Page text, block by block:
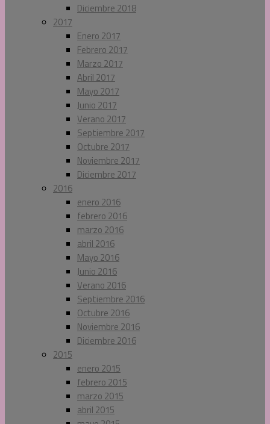
Diciembre 2018
2017
Enero 2017
Febrero 2017
Marzo 2017
Abril 2017
Mayo 2017
Junio 2017
Verano 2017
Septiembre 2017
Octubre 2017
Noviembre 2017
Diciembre 2017
2016
enero 2016
febrero 2016
marzo 2016
abril 2016
Mayo 2016
Junio 2016
Verano 2016
Septiembre 2016
Octubre 2016
Noviembre 2016
Diciembre 2016
2015
enero 2015
febrero 2015
marzo 2015
abril 2015